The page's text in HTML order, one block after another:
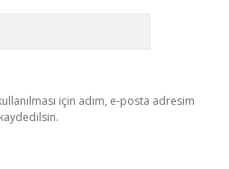
için adım, e-posta adresim